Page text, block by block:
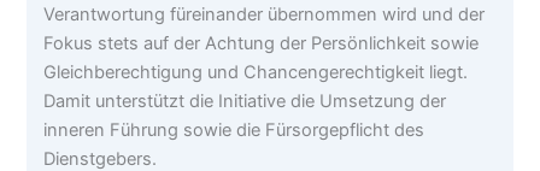
Verantwortung füreinander übernommen wird und der
Fokus stets auf der Achtung der Persönlichkeit sowie
Gleichberechtigung und Chancengerechtigkeit liegt.
Damit unterstützt die Initiative die Umsetzung der
inneren Führung sowie die Fürsorgepflicht des
Dienstgebers.